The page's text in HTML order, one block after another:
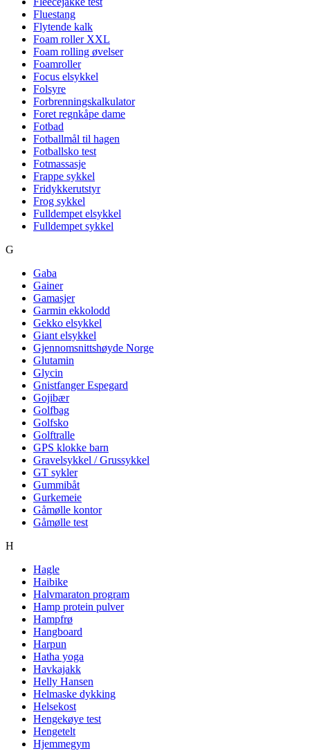
Fluestang
Flytende kalk
Foam roller XXL
Foam rolling øvelser
Foamroller
Focus elsykkel
Folsyre
Forbrenningskalkulator
Foret regnkåpe dame
Fotbad
Fotballmål til hagen
Fotballsko test
Fotmassasje
Frappe sykkel
Fridykkerutstyr
Frog sykkel
Fulldempet elsykkel
Fulldempet sykkel
G
Gaba
Gainer
Gamasjer
Garmin ekkolodd
Gekko elsykkel
Giant elsykkel
Gjennomsnittshøyde Norge
Glutamin
Glycin
Gnistfanger Espegard
Gojibær
Golfbag
Golfsko
Golftralle
GPS klokke barn
Gravelsykkel / Grussykkel
GT sykler
Gummibåt
Gurkemeie
Gåmølle kontor
Gåmølle test
H
Hagle
Haibike
Halvmaraton program
Hamp protein pulver
Hampfrø
Hangboard
Harpun
Hatha yoga
Havkajakk
Helly Hansen
Helmaske dykking
Helsekost
Hengekøye test
Hengetelt
Hjemmegym